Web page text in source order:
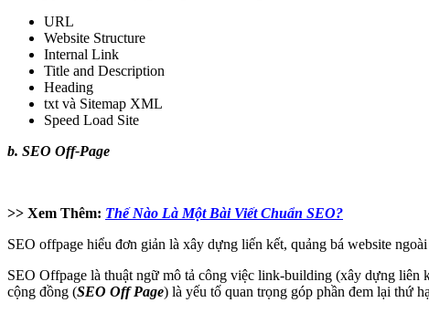
URL
Website Structure
Internal Link
Title and Description
Heading
txt và Sitemap XML
Speed Load Site
b. SEO Off-Page
>> Xem Thêm: Thế Nào Là Một Bài Viết Chuẩn SEO?
SEO offpage hiểu đơn giản là xây dựng liến kết, quảng bá website
SEO Offpage là thuật ngữ mô tả công việc link-building (xây dựng liên
cộng đồng (SEO Off Page) là yếu tố quan trọng góp phần đem lại thứ